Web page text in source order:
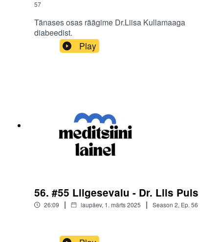
57
Tänases osas räägime Dr.Liisa Kullamaaga
diabeedist.
Play
56. #55 Liigesevalu - Dr. Liis Puis
26:09 | laupäev, 1. märts 2025 | Season 2, Ep. 56